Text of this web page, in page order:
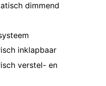
dimmend
inklapbaar
verstel- en